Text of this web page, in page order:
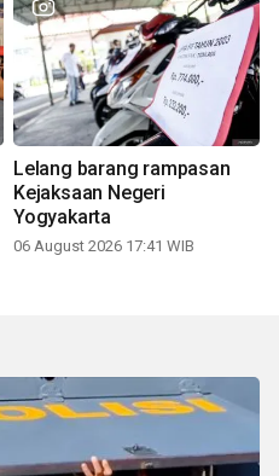
Lelang barang rampasan
Kejaksaan Negeri
Yogyakarta
06 August 2026 17:41 WIB